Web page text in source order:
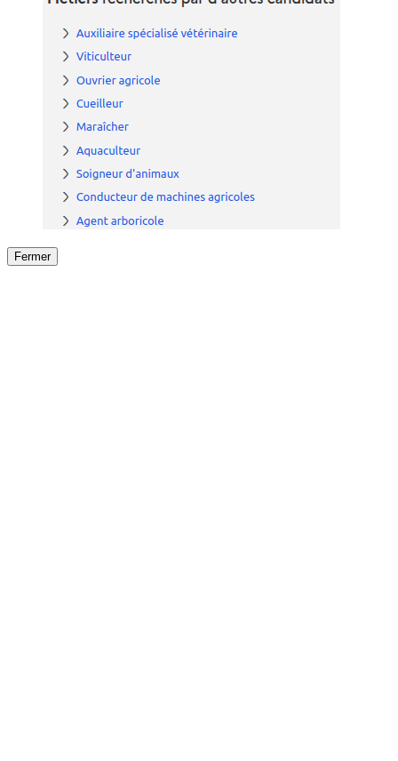
Fermer